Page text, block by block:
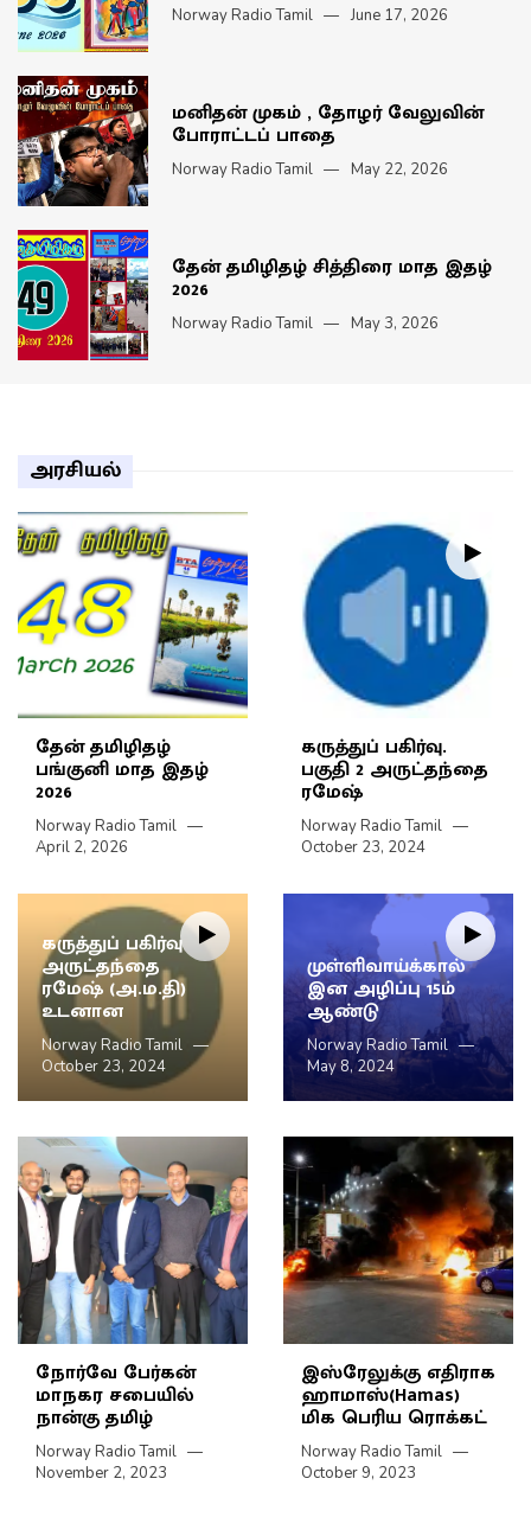
Norway Radio Tamil June 17, 2026
மனிதன் முகம் , தோழர் வேலுவின்
போராட்டப் பாதை
Norway Radio Tamil May 22, 2026
தேன் தமிழிதழ் சித்திரை மாத இதழ்
2026
Norway Radio Tamil May 3, 2026
அரசியல்
தேன் தமிழிதழ்
பங்குனி மாத இதழ்
2026
Norway Radio Tamil
April 2, 2026
கருத்துப் பகிர்வு.
பகுதி 2 அருட்தந்தை
ரமேஷ்
Norway Radio Tamil
October 23, 2024
கருத்துப் பகிர்வு
அருட்தந்தை
ரமேஷ் (அ.ம.தி)
உடனான
Norway Radio Tamil
October 23, 2024
முள்ளிவாய்க்கால்
இன அழிப்பு 15ம்
ஆண்டு
Norway Radio Tamil
May 8, 2024
நோர்வே பேர்கன்
மாநகர சபையில்
நான்கு தமிழ்
Norway Radio Tamil
November 2, 2023
இஸ்ரேலுக்கு எதிராக
ஹாமாஸ்(Hamas)
மிக பெரிய ரொக்கட்
Norway Radio Tamil
October 9, 2023